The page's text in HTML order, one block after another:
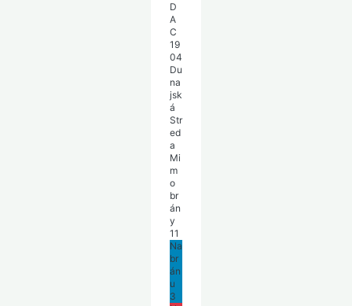
D
A
C
19
04
Du
na
jsk
á
Str
ed
a
Mi
m
o
br
án
y
11
Na
br
án
u
3